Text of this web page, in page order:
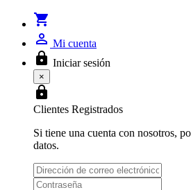
shopping_cart
person_outline Mi cuenta
lock Iniciar sesión
×
lock
Clientes Registrados
Si tiene una cuenta con nosotros,
datos.